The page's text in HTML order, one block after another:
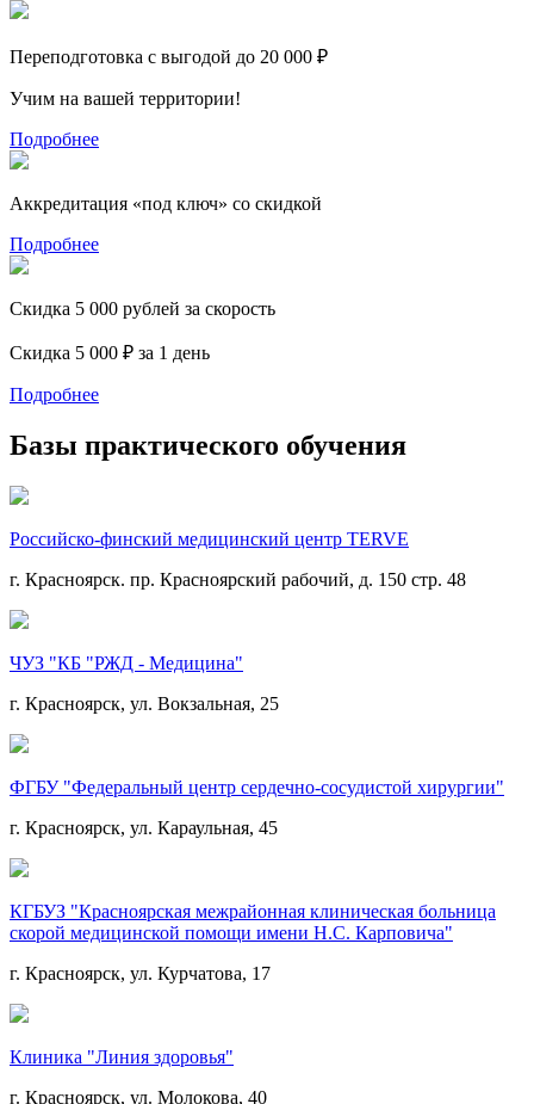
Переподготовка с выгодой до 20 000 ₽
Учим на вашей территории!
Подробнее
Аккредитация «под ключ» со скидкой
Подробнее
Скидка 5 000 рублей за скорость
Скидка 5 000 ₽ за 1 день
Подробнее
Базы практического обучения
Российско-финский медицинский центр TERVE
г. Красноярск. пр. Красноярский рабочий, д. 150 стр. 48
ЧУЗ "КБ "РЖД - Медицина"
г. Красноярск, ул. Вокзальная, 25
ФГБУ "Федеральный центр сердечно-сосудистой хирургии"
г. Красноярск, ул. Караульная, 45
КГБУЗ "Красноярская межрайонная клиническая больница
скорой медицинской помощи имени Н.С. Карповича"
г. Красноярск, ул. Курчатова, 17
Клиника "Линия здоровья"
г. Красноярск, ул. Молокова, 40